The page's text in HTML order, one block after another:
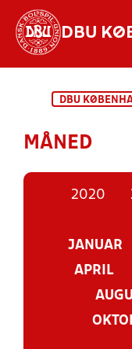
DBU
STILLINGER,
DBU
MÅNED
2020
JANUAR
APRIL